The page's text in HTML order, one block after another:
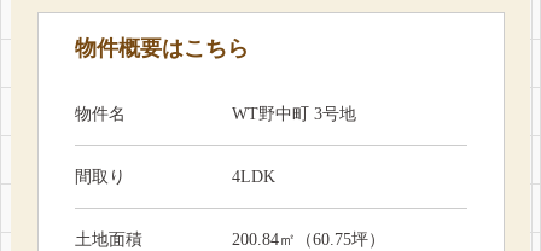
物件概要はこちら
物件名 WT野中町 3号地
間取り 4LDK
土地面積 200.84㎡（60.75坪）